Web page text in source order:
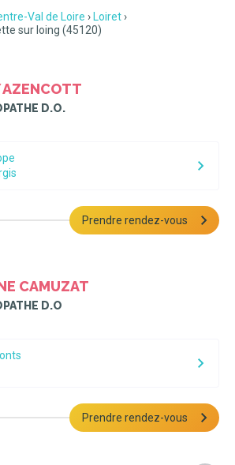
Val de Loire
Loiret
sur loing (45120)
AZENCOTT
D.O.
Prendre rendez-vous
CAMUZAT
D.O
Prendre rendez-vous